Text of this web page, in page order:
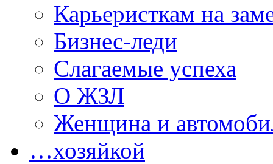
Карьеристкам на
Бизнес-леди
Слагаемые успеха
О ЖЗЛ
Женщина и
…хозяйкой